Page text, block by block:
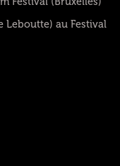
Leboutte) au Festival